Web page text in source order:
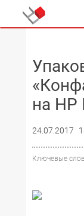
на HP
24.07.2017
Ключевые